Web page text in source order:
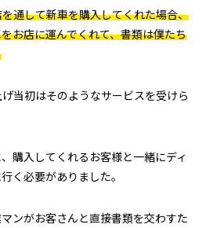
通して新車を購入してくれた場合、
お店に運んでくれて、書類は僕たち
当初はそのようなサービスを受けら
購入してくれるお客様と一緒にディ
く必要がありました。
ンがお客さんと直接書類を交わすた